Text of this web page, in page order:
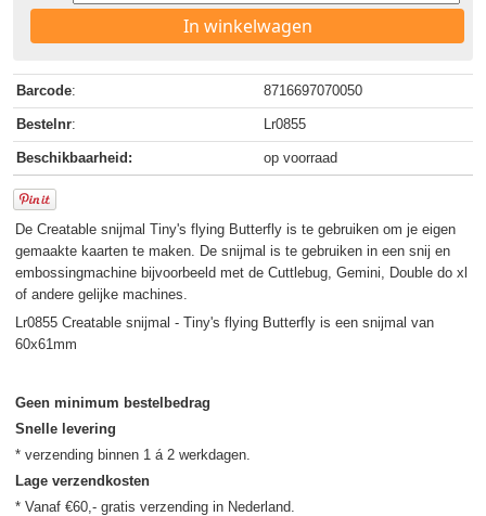
In winkelwagen
Barcode: 8716697070050
Bestelnr: Lr0855
Beschikbaarheid: op voorraad
De Creatable snijmal Tiny's flying Butterfly is te gebruiken om je eigen
gemaakte kaarten te maken. De snijmal is te gebruiken in een snij en
embossingmachine bijvoorbeeld met de Cuttlebug, Gemini, Double do xl
of andere gelijke machines.
Lr0855 Creatable snijmal - Tiny's flying Butterfly is een snijmal van
60x61mm
Geen minimum bestelbedrag
Snelle levering
Lage verzendkosten
* Vanaf €60,- gratis verzending in Nederland.